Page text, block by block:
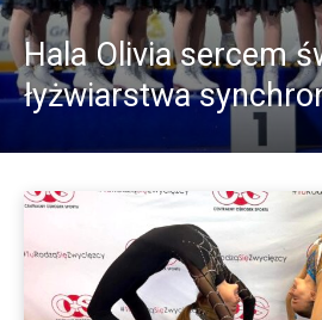
Hala Olivia sercem
łyżwiarstwa